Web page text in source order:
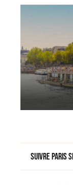
Suivre Paris